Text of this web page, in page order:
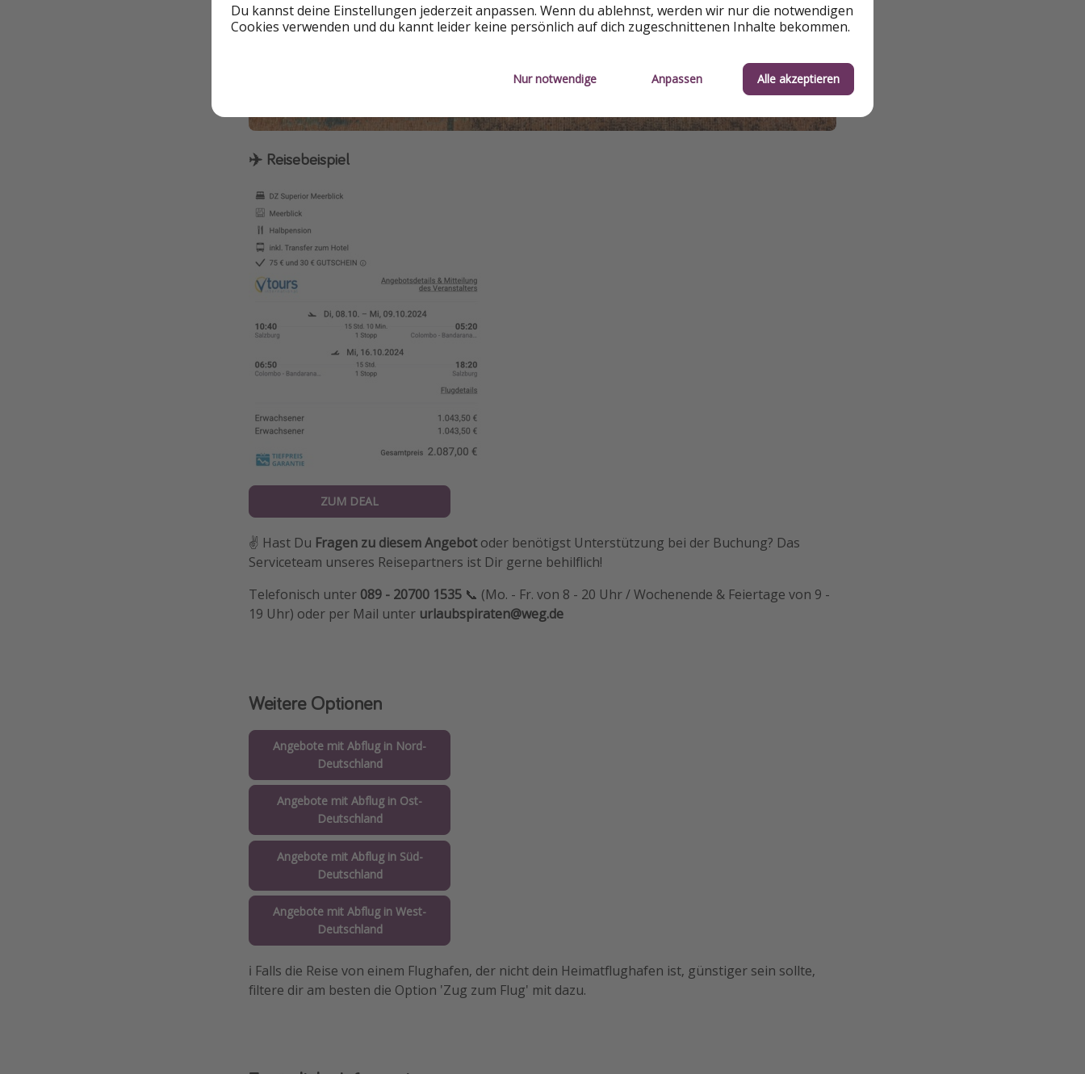
✈️ Reisebeispiel
ZUM DEAL
✌️ Hast Du Fragen zu diesem Angebotoder benötigst Unterstützung bei der Buchung? Das
Serviceteam unseres Reisepartners ist Dir gerne behilflich!
Telefonisch unter 089 - 20700 1535 📞 (Mo. - Fr. von 8 - 20 Uhr / Wochenende & Feiertage von 9 -
19 Uhr) oder per Mail unter urlaubspiraten@weg.de
Weitere Optionen
Angebote mit Abflug in Nord-
Deutschland
Angebote mit Abflug in Ost-
Deutschland
Angebote mit Abflug in Süd-
Deutschland
Angebote mit Abflug in West-
Deutschland
ℹ️ Falls die Reise von einem Flughafen, der nicht dein Heimatflughafen ist, günstiger sein sollte,
filtere dir am besten die Option 'Zug zum Flug' mit dazu.
Du kannst deine Einstellungen jederzeit anpassen. Wenn du ablehnst, werden wir nur die notwendigen
Cookies verwenden und du kannt leider keine persönlich auf dich zugeschnittenen Inhalte bekommen.
Nur notwendige Anpassen Alle akzeptieren